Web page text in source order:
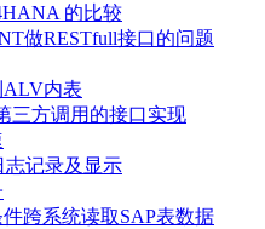
的比较
做RESTfull接口的问题
ALV内表
三方调用的接口实现
志记录及显示
跨系统读取SAP表数据